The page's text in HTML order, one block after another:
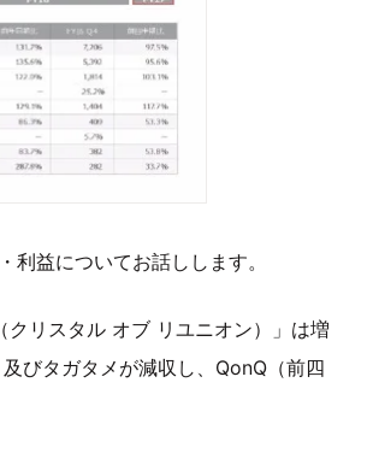
益についてお話しします。
リスタル オブ リユニオン）」は増
びタガタメが減収し、QonQ（前四